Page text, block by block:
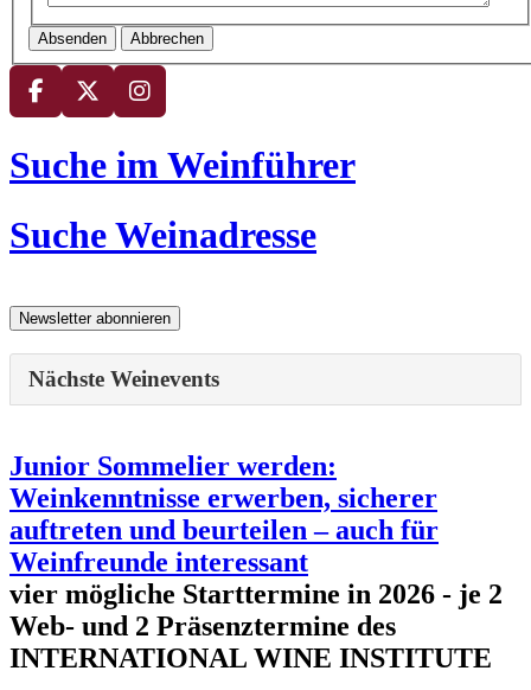
Absenden Abbrechen
Suche im Weinführer
Suche Weinadresse
Nächste Weinevents
Junior Sommelier werden:
Weinkenntnisse erwerben, sicherer
auftreten und beurteilen – auch für
Weinfreunde interessant
vier mögliche Starttermine in 2026 - je 2
Web- und 2 Präsenztermine des
INTERNATIONAL WINE INSTITUTE